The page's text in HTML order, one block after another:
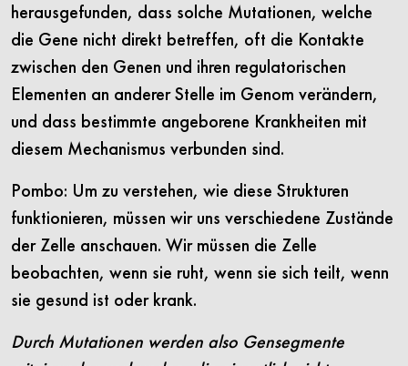
herausgefunden, dass solche Mutationen, welche
die Gene nicht direkt betreffen, oft die Kontakte
zwischen den Genen und ihren regulatorischen
Elementen an anderer Stelle im Genom verändern,
und dass bestimmte angeborene Krankheiten mit
diesem Mechanismus verbunden sind.
Pombo: Um zu verstehen, wie diese Strukturen
funktionieren, müssen wir uns verschiedene Zustände
der Zelle anschauen. Wir müssen die Zelle
beobachten, wenn sie ruht, wenn sie sich teilt, wenn
sie gesund ist oder krank.
Durch Mutationen werden also Gensegmente